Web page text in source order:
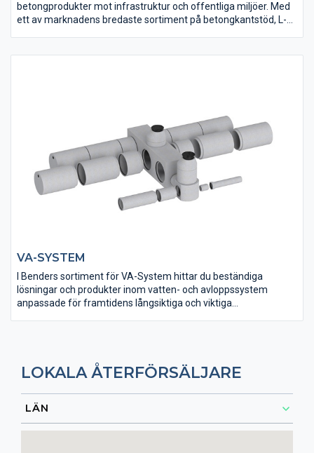
betongprodukter mot infrastruktur och offentliga miljöer. Med
ett av marknadens bredaste sortiment på betongkantstöd, L-
VA-SYSTEM
I Benders sortiment för VA-System hittar du beständiga
lösningar och produkter inom vatten- och avloppssystem
anpassade för framtidens långsiktiga och viktiga
LOKALA ÅTERFÖRSÄLJARE